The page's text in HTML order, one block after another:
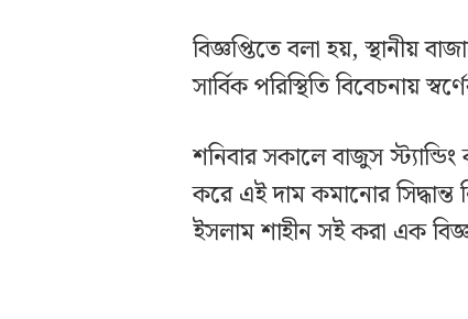
বিজ্ঞপ্তিতে বলা হয়, স্থানীয়
সার্বিক পরিস্থিতি বিবেচনায়
শনিবার সকালে বাজুস
করে এই দাম কমানোর
ইসলাম শাহীন সই করা এক